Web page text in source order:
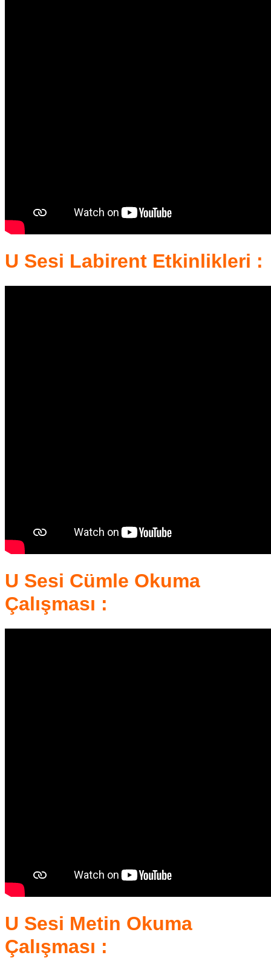
U Sesi Labirent Etkinlikleri :
U Sesi Cümle Okuma
Çalışması :
U Sesi Metin Okuma
Çalışması :